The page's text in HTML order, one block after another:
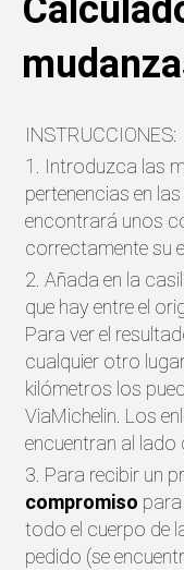
INSTRUCCIONES:
1. Introduzca las
pertenencias en
encontrará unos
correctamente su
2. Añada en la
que hay entre el
Para ver el
cualquier otro
kilómetros los
ViaMichelin. Los
encuentran al lado
3. Para recibir un
compromiso
todo el cuerpo de
pedido (se